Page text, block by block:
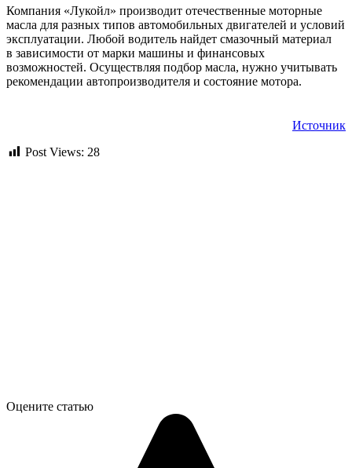
Компания «Лукойл» производит отечественные моторные
масла для разных типов автомобильных двигателей и условий
эксплуатации. Любой водитель найдет смазочный материал
в зависимости от марки машины и финансовых
возможностей. Осуществляя подбор масла, нужно учитывать
рекомендации автопроизводителя и состояние мотора.
Источник
Post Views: 28
Оцените статью